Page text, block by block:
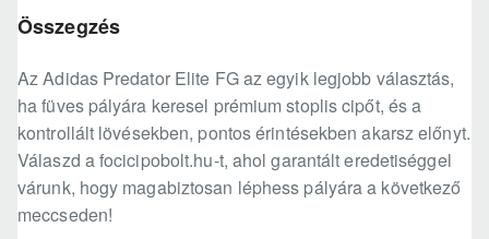
Összegzés
Az Adidas Predator Elite FG az egyik legjobb választás,
ha füves pályára keresel prémium stoplis cipőt, és a
kontrollált lövésekben, pontos érintésekben akarsz előnyt.
Válaszd a focicipobolt.hu-t, ahol garantált eredetiséggel
várunk, hogy magabiztosan léphess pályára a következő
meccseden!